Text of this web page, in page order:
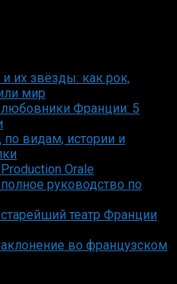
их звёзды: как рок,
мир
Франции: 5
видам, истории и
Orale
руководство по
театр Франции
во французском